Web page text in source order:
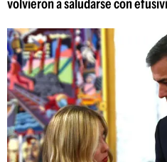
volvieron a saludarse con